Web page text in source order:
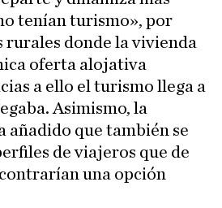
tenían turismo», por
rurales donde la vivienda
oferta alojativa
a ello el turismo llega a
Asimismo, la
añadido que también se
de viajeros que de
una opción